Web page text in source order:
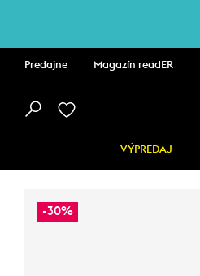
Predajne Magazín readER
VÝPREDAJ
-30%